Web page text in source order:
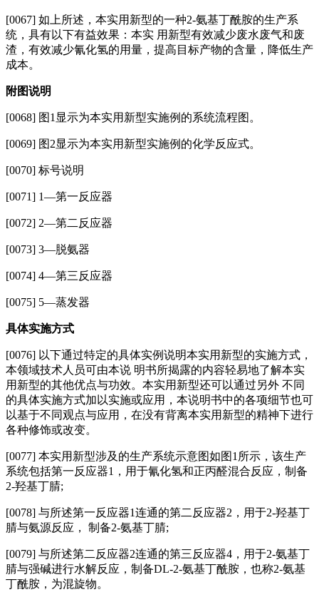
[0067] 如上所述，本实用新型的一种2-氨基丁酰胺的生产系
统，具有以下有益效果：本实 用新型有效减少废水废气和废
渣，有效减少氰化氢的用量，提高目标产物的含量，降低生产
成本。
附图说明
[0068] 图1显示为本实用新型实施例的系统流程图。
[0069] 图2显示为本实用新型实施例的化学反应式。
[0070] 标号说明
[0071] 1—第一反应器
[0072] 2—第二反应器
[0073] 3—脱氨器
[0074] 4—第三反应器
[0075] 5—蒸发器
具体实施方式
[0076] 以下通过特定的具体实例说明本实用新型的实施方式，
本领域技术人员可由本说 明书所揭露的内容轻易地了解本实
用新型的其他优点与功效。本实用新型还可以通过另外 不同
的具体实施方式加以实施或应用，本说明书中的各项细节也可
以基于不同观点与应用，在没有背离本实用新型的精神下进行
各种修饰或改变。
[0077] 本实用新型涉及的生产系统示意图如图1所示，该生产
系统包括第一反应器1，用于氰化氢和正丙醛混合反应，制备
2-羟基丁腈;
[0078] 与所述第一反应器1连通的第二反应器2，用于2-羟基丁
腈与氨源反应， 制备2-氨基丁腈;
[0079] 与所述第二反应器2连通的第三反应器4，用于2-氨基丁
腈与强碱进行水解反应，制备DL-2-氨基丁酰胺，也称2-氨基
丁酰胺，为混旋物。